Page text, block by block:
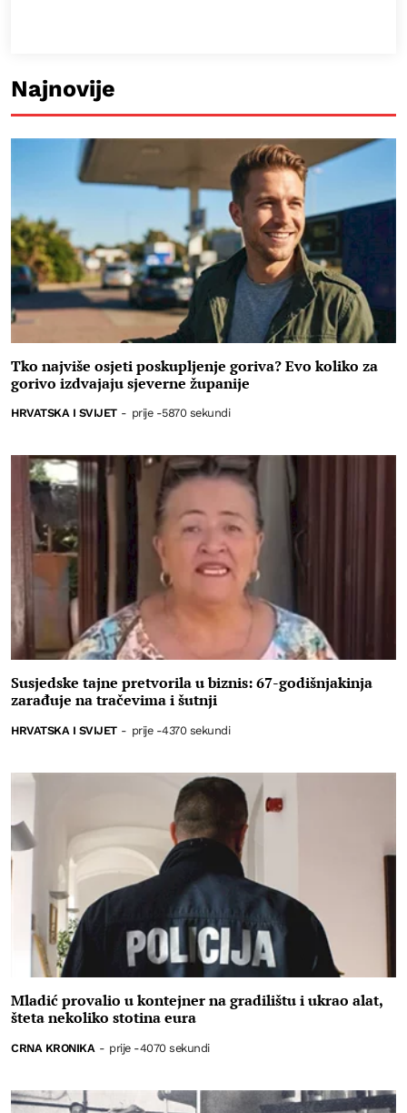
Najnovije
Tko najviše osjeti poskupljenje goriva? Evo koliko za
gorivo izdvajaju sjeverne županije
HRVATSKA I SVIJET - prije -5870 sekundi
Susjedske tajne pretvorila u biznis: 67-godišnjakinja
zarađuje na tračevima i šutnji
HRVATSKA I SVIJET - prije -4370 sekundi
Mladić provalio u kontejner na gradilištu i ukrao alat,
šteta nekoliko stotina eura
CRNA KRONIKA - prije -4070 sekundi